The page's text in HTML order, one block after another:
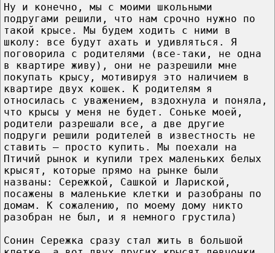
Ну и конечно, мы с моими школьными
подругами решили, что нам срочно нужно по
такой крысе. Мы будем ходить с ними в
школу: все будут ахать и удивляться. Я
поговорила с родителями (все-таки, не одна
в квартире живу), они не разрешили мне
покупать крысу, мотивируя это наличием в
квартире двух кошек. К родителям я
относилась с уважением, вздохнула и поняла,
что крысы у меня не будет. Соньке моей,
родители разрешали все, а две другие
подруги решили родителей в известность не
ставить – просто купить. Мы поехали на
Птичий рынок и купили трех маленьких белых
крысят, которые прямо на рынке были
названы: Сережкой, Сашкой и Лариской,
посажены в маленькие клетки и разобраны по
домам. К сожалению, по моему дому никто
разобран не был, и я немного грустила)
Сонин Сережка сразу стал жить в большой